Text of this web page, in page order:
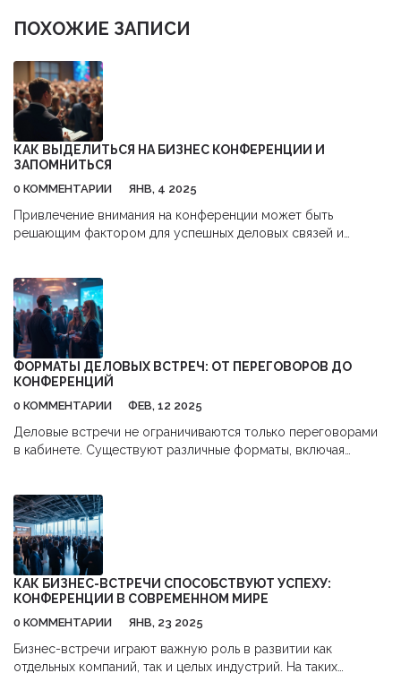
ПОХОЖИЕ ЗАПИСИ
КАК ВЫДЕЛИТЬСЯ НА БИЗНЕС КОНФЕРЕНЦИИ И
ЗАПОМНИТЬСЯ
0 КОММЕНТАРИИ ЯНВ, 4 2025
Привлечение внимания на конференции может быть
решающим фактором для успешных деловых связей и
вам выделиться. Также даются советы по использованию
невербальной коммуникации и презентации персональных
брендов. Понимание и применение этих рекомендаций
поможет произвести положительное впечатление на коллег
и участников конференции.
ФОРМАТЫ ДЕЛОВЫХ ВСТРЕЧ: ОТ ПЕРЕГОВОРОВ ДО
КОНФЕРЕНЦИЙ
0 КОММЕНТАРИИ ФЕВ, 12 2025
Деловые встречи не ограничиваются только переговорами
в кабинете. Существуют различные форматы, включая
бизнеса и карьерного роста. Это помогает профессионалам
обмениваться опытом, находить партнеров и вдохновляться
новыми идеями. В статье рассмотрены различные виды
деловых встреч и даны советы по их эффективному
проведению.
КАК БИЗНЕС-ВСТРЕЧИ СПОСОБСТВУЮТ УСПЕХУ:
КОНФЕРЕНЦИИ В СОВРЕМЕННОМ МИРЕ
0 КОММЕНТАРИИ ЯНВ, 23 2025
Бизнес-встречи играют важную роль в развитии как
отдельных компаний, так и целых индустрий. На таких